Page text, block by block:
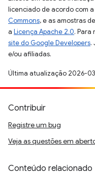
licenciado de acordo com a
Commons, e as amostras
a Licença Apache 2.0. Para
site do Google Developers.
e/ou afiliadas.
Última atualização 2026-
Contribuir
Registre um bug
Veja as questões em
Conteúdo relacionado